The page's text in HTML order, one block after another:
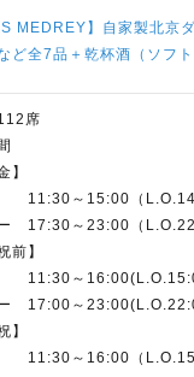
MEDREY】自家製北京
ど全7品＋乾杯酒（ソフト
席
】
11:30～15:00（
17:30～23:00（
前】
11:30～
17:00～
】
11:30～16:00（